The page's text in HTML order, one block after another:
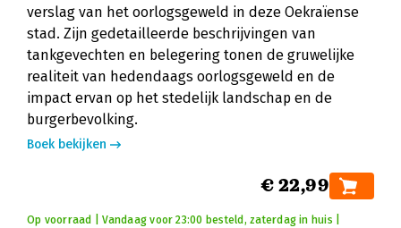
verslag van het oorlogsgeweld in deze Oekraïense
stad. Zijn gedetailleerde beschrijvingen van
tankgevechten en belegering tonen de gruwelijke
realiteit van hedendaags oorlogsgeweld en de
impact ervan op het stedelijk landschap en de
burgerbevolking.
Boek bekijken
€ 22,99
Op voorraad | Vandaag voor 23:00 besteld, zaterdag in huis |